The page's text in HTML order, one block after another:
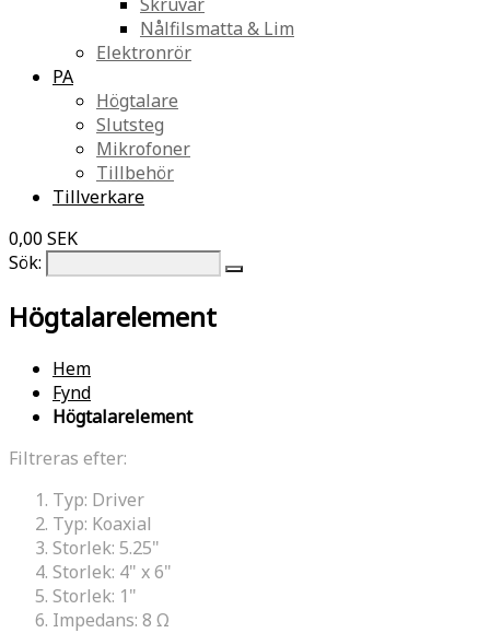
Nålfilsmatta & Lim
Elektronrör
PA
Högtalare
Slutsteg
Mikrofoner
Tillbehör
Tillverkare
0,00 SEK
Sök:
Högtalarelement
Hem
Fynd
Högtalarelement
Filtreras efter:
Typ: Driver
Typ: Koaxial
Storlek: 5.25"
Storlek: 4" x 6"
Storlek: 1"
Impedans: 8 Ω